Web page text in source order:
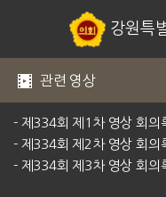
강원특
관련 영상
- 제334회 제1차 영상 회의
- 제334회 제2차 영상 회의
- 제334회 제3차 영상 회의